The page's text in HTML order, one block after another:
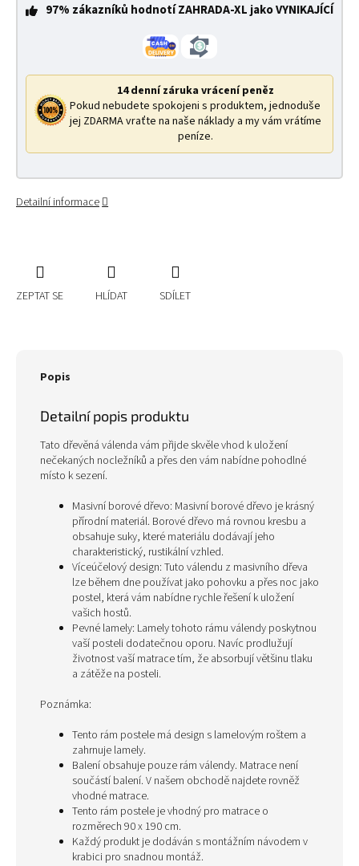
97% zákazníků hodnotí ZAHRADA-XL jako VYNIKAJÍCÍ
14 denní záruka vrácení peněz
Pokud nebudete spokojeni s produktem, jednoduše
jej ZDARMA vraťte na naše náklady a my vám vrátíme
peníze.
Detailní informace
ZEPTAT SE HLÍDAT SDÍLET
Popis
Detailní popis produktu
Tato dřevěná válenda vám přijde skvěle vhod k uložení
nečekaných nocležníků a přes den vám nabídne pohodlné
místo k sezení.
Masivní borové dřevo: Masivní borové dřevo je krásný
přírodní materiál. Borové dřevo má rovnou kresbu a
obsahuje suky, které materiálu dodávají jeho
charakteristický, rustikální vzhled.
Víceúčelový design: Tuto válendu z masivního dřeva
lze během dne používat jako pohovku a přes noc jako
postel, která vám nabídne rychle řešení k uložení
vašich hostů.
Pevné lamely: Lamely tohoto rámu válendy poskytnou
vaší posteli dodatečnou oporu. Navíc prodlužují
životnost vaší matrace tím, že absorbují většinu tlaku
a zátěže na posteli.
Poznámka:
Tento rám postele má design s lamelovým roštem a
zahrnuje lamely.
Balení obsahuje pouze rám válendy. Matrace není
součástí balení. V našem obchodě najdete rovněž
vhodné matrace.
Tento rám postele je vhodný pro matrace o
rozměrech 90 x 190 cm.
Každý produkt je dodáván s montážním návodem v
krabici pro snadnou montáž.